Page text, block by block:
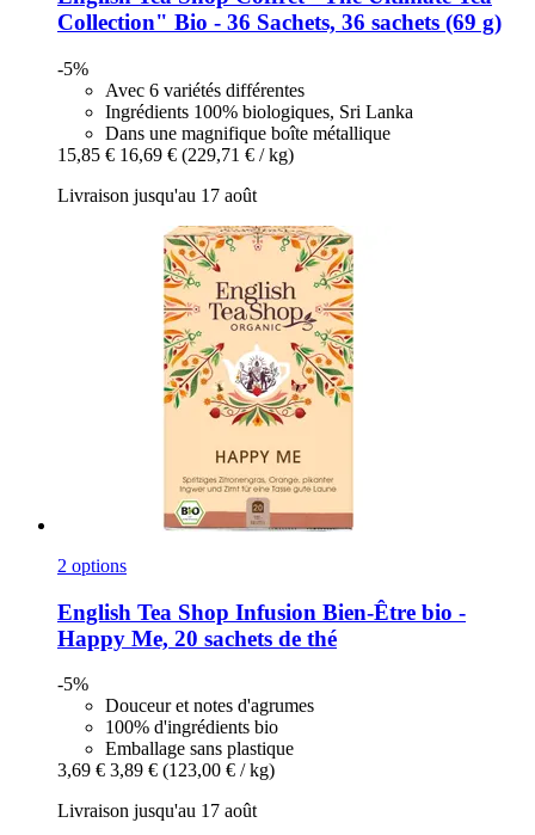
Collection" Bio -​ 36 Sachets, 36 sachets (69 g)
-5%
Avec 6 variétés différentes
Ingrédients 100% biologiques, Sri Lanka
Dans une magnifique boîte métallique
15,85 € 16,69 € (229,71 € / kg)
Livraison jusqu'au 17 août
2 options
English Tea Shop Infusion Bien-​Être bio -​
Happy Me, 20 sachets de thé
-5%
Douceur et notes d'agrumes
100% d'ingrédients bio
Emballage sans plastique
3,69 € 3,89 € (123,00 € / kg)
Livraison jusqu'au 17 août